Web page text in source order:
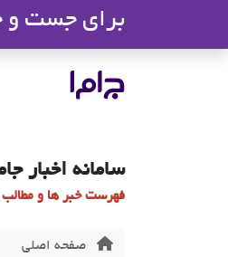
برای جست و
سامانه اخبار
فهرست خبر ها و مطالب
صفحه اصلی